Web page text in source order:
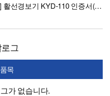
[활선경보기(KYD-110)] 활선경보기 KYD-110 인증서(KC)
그
품목
가 없습니다.